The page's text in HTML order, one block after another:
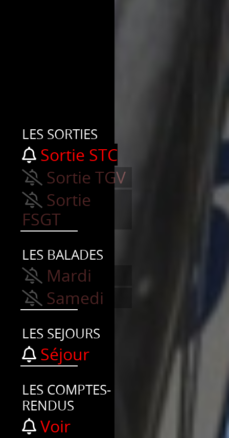
LES SORTIES
Sortie STC
Sortie TGV
Sortie
FSGT
LES BALADES
Mardi
Samedi
LES SEJOURS
Séjour
LES COMPTES-
RENDUS
Voir